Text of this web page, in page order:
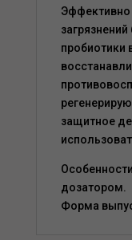
Эффективно
пробиотики
защитное
дозатором.
Форма